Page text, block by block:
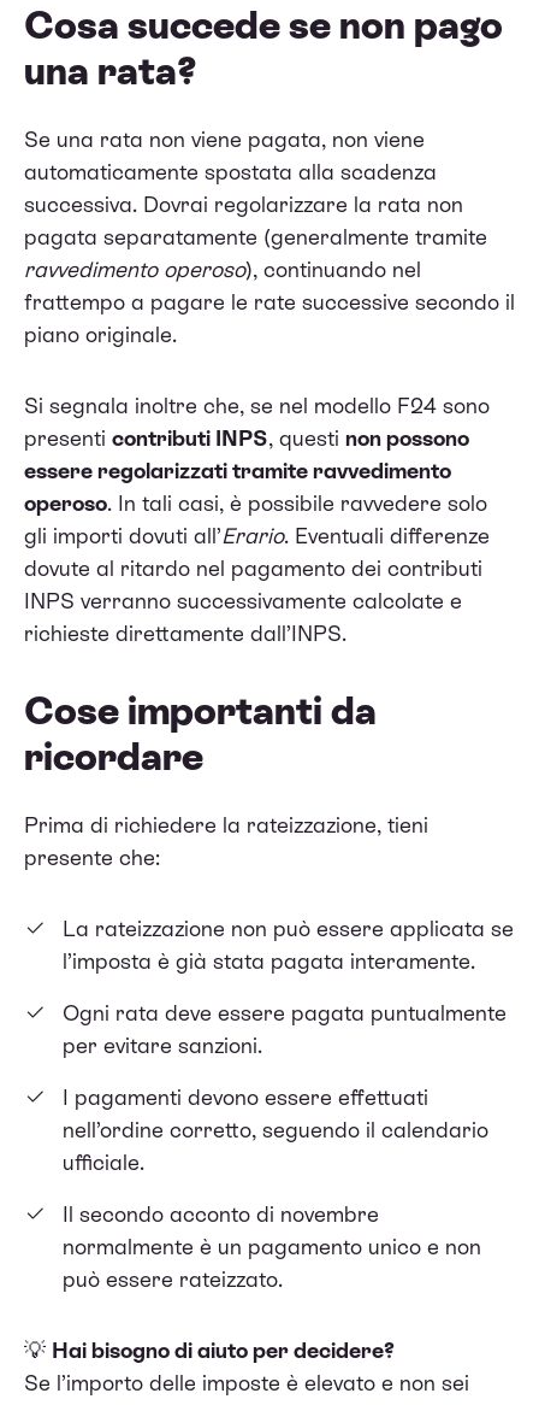
Cosa succede se non pago
una rata?
Se una rata non viene pagata, non viene
automaticamente spostata alla scadenza
successiva. Dovrai regolarizzare la rata non
pagata separatamente (generalmente tramite
ravvedimento operoso), continuando nel
frattempo a pagare le rate successive secondo il
piano originale.
Si segnala inoltre che, se nel modello F24 sono
presenti contributi INPS, questi non possono
essere regolarizzati tramite ravvedimento
operoso. In tali casi, è possibile ravvedere solo
gli importi dovuti all’Erario. Eventuali differenze
dovute al ritardo nel pagamento dei contributi
INPS verranno successivamente calcolate e
richieste direttamente dall’INPS.
Cose importanti da
ricordare
Prima di richiedere la rateizzazione, tieni
presente che:
La rateizzazione non può essere applicata se
l’imposta è già stata pagata interamente.
Ogni rata deve essere pagata puntualmente
per evitare sanzioni.
I pagamenti devono essere effettuati
nell’ordine corretto, seguendo il calendario
ufficiale.
Il secondo acconto di novembre
normalmente è un pagamento unico e non
può essere rateizzato.
💡 Hai bisogno di aiuto per decidere?
Se l’importo delle imposte è elevato e non sei